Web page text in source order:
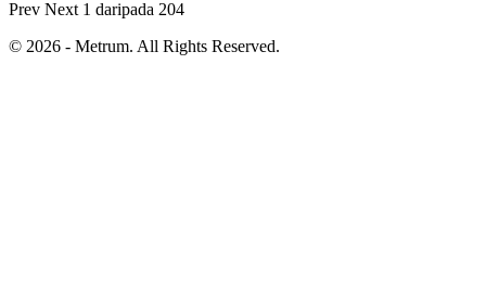
Prev Next 1 daripada 204
© 2026 - Metrum. All Rights Reserved.